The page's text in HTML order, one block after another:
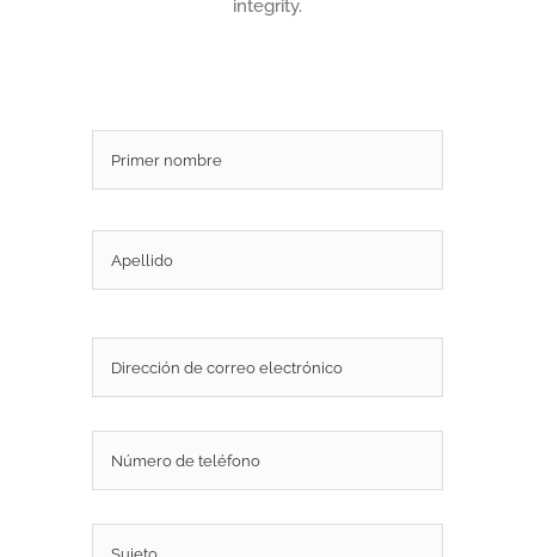
integrity.
Nombre
Apellidos
Correo
electrónico
Teléfono
Sujeto *